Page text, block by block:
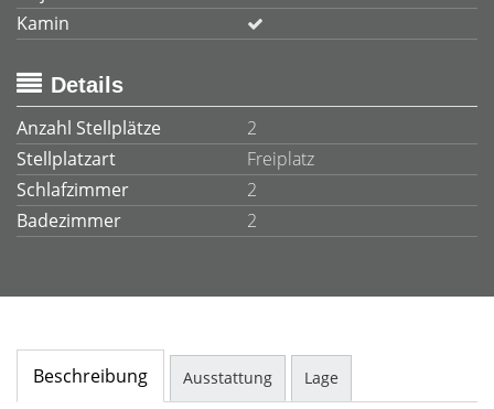
Kamin
Details
Anzahl Stellplätze
2
Stellplatzart
Freiplatz
Schlafzimmer
2
Badezimmer
2
Beschreibung Ausstattung Lage